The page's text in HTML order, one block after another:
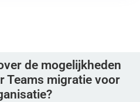
de mogelijkheden
Teams migratie voor